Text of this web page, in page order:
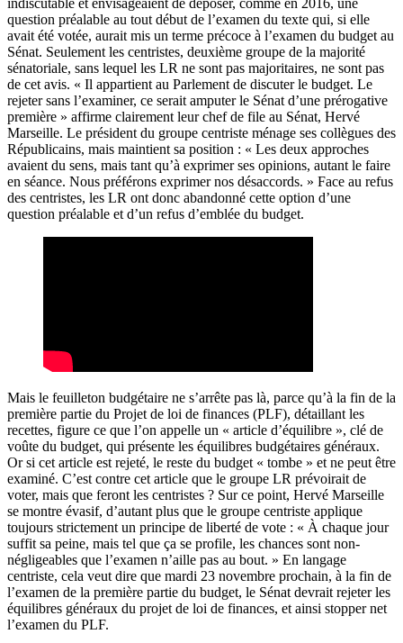
indiscutable et envisageaient de déposer, comme en 2016, une
question préalable au tout début de l’examen du texte qui, si elle
avait été votée, aurait mis un terme précoce à l’examen du budget au
Sénat. Seulement les centristes, deuxième groupe de la majorité
sénatoriale, sans lequel les LR ne sont pas majoritaires, ne sont pas
de cet avis. « Il appartient au Parlement de discuter le budget. Le
rejeter sans l’examiner, ce serait amputer le Sénat d’une prérogative
première » affirme clairement leur chef de file au Sénat, Hervé
Marseille. Le président du groupe centriste ménage ses collègues des
Républicains, mais maintient sa position : « Les deux approches
avaient du sens, mais tant qu’à exprimer ses opinions, autant le faire
en séance. Nous préférons exprimer nos désaccords. » Face au refus
des centristes, les LR ont donc abandonné cette option d’une
question préalable et d’un refus d’emblée du budget.
Mais le feuilleton budgétaire ne s’arrête pas là, parce qu’à la fin de la
première partie du Projet de loi de finances (PLF), détaillant les
recettes, figure ce que l’on appelle un « article d’équilibre », clé de
voûte du budget, qui présente les équilibres budgétaires généraux.
Or si cet article est rejeté, le reste du budget « tombe » et ne peut être
examiné. C’est contre cet article que le groupe LR prévoirait de
voter, mais que feront les centristes ? Sur ce point, Hervé Marseille
se montre évasif, d’autant plus que le groupe centriste applique
toujours strictement un principe de liberté de vote : « À chaque jour
suffit sa peine, mais tel que ça se profile, les chances sont non-
négligeables que l’examen n’aille pas au bout. » En langage
centriste, cela veut dire que mardi 23 novembre prochain, à la fin de
l’examen de la première partie du budget, le Sénat devrait rejeter les
équilibres généraux du projet de loi de finances, et ainsi stopper net
l’examen du PLF.